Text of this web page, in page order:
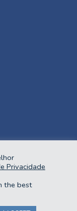
Privacidade
the best